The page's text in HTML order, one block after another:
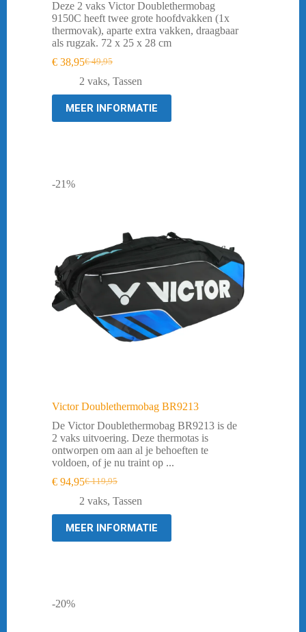
Deze 2 vaks Victor Doublethermobag
9150C heeft twee grote hoofdvakken (1x
thermovak), aparte extra vakken, draagbaar
als rugzak. 72 x 25 x 28 cm
€49,95
Oorspronkelijke
prijs
€ 49,95.
€ 38,95Huidige
prijs
€ 38,95.
2 vaks, Tassen
MEER INFORMATIE
-21%
Victor Doublethermobag BR9213
De Victor Doublethermobag BR9213 is de
2 vaks uitvoering. Deze thermotas is
ontworpen om aan al je behoeften te
voldoen, of je nu traint op ...
€119,95
Oorspronkelijke
prijs
€ 119,95.
€ 94,95Huidige
prijs
€ 94,95.
2 vaks, Tassen
MEER INFORMATIE
-20%